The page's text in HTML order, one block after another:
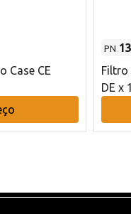
Case CE
PN
DE x